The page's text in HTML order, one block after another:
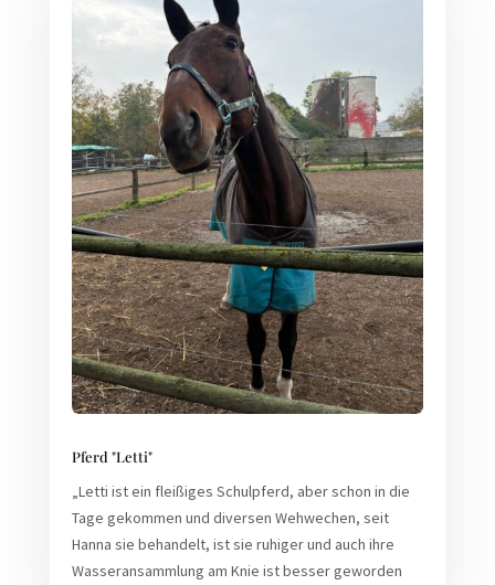
Pferd "Letti"
„Letti ist ein fleißiges Schulpferd, aber schon in die
Tage gekommen und diversen Wehwechen, seit
Hanna sie behandelt, ist sie ruhiger und auch ihre
Wasseransammlung am Knie ist besser geworden